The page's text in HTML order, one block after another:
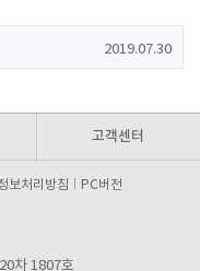
2019.07.30
고객센터
보처리방침 PC버전
차 1807호